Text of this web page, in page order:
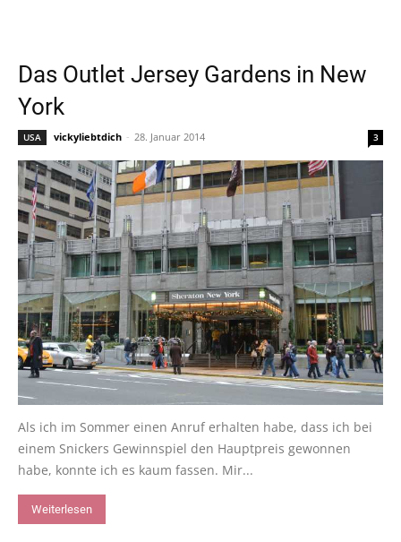
Das Outlet Jersey Gardens in New
York
USA vickyliebtdich - 28. Januar 2014 3
Als ich im Sommer einen Anruf erhalten habe, dass ich bei
einem Snickers Gewinnspiel den Hauptpreis gewonnen
habe, konnte ich es kaum fassen. Mir...
Weiterlesen